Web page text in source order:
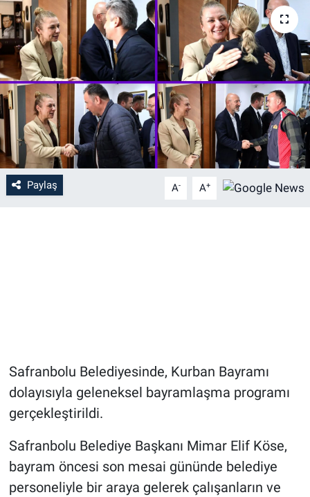
Paylaş A- A+
Safranbolu Belediyesinde, Kurban Bayramı
dolayısıyla geleneksel bayramlaşma programı
gerçekleştirildi.
Safranbolu Belediye Başkanı Mimar Elif Köse,
bayram öncesi son mesai gününde belediye
personeliyle bir araya gelerek çalışanların ve